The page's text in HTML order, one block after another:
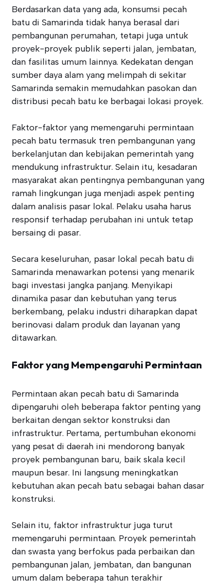
Berdasarkan data yang ada, konsumsi pecah
batu di Samarinda tidak hanya berasal dari
pembangunan perumahan, tetapi juga untuk
proyek-proyek publik seperti jalan, jembatan,
dan fasilitas umum lainnya. Kedekatan dengan
sumber daya alam yang melimpah di sekitar
Samarinda semakin memudahkan pasokan dan
distribusi pecah batu ke berbagai lokasi proyek.
Faktor-faktor yang memengaruhi permintaan
pecah batu termasuk tren pembangunan yang
berkelanjutan dan kebijakan pemerintah yang
mendukung infrastruktur. Selain itu, kesadaran
masyarakat akan pentingnya pembangunan yang
ramah lingkungan juga menjadi aspek penting
dalam analisis pasar lokal. Pelaku usaha harus
responsif terhadap perubahan ini untuk tetap
bersaing di pasar.
Secara keseluruhan, pasar lokal pecah batu di
Samarinda menawarkan potensi yang menarik
bagi investasi jangka panjang. Menyikapi
dinamika pasar dan kebutuhan yang terus
berkembang, pelaku industri diharapkan dapat
berinovasi dalam produk dan layanan yang
ditawarkan.
Faktor yang Mempengaruhi Permintaan
Permintaan akan pecah batu di Samarinda
dipengaruhi oleh beberapa faktor penting yang
berkaitan dengan sektor konstruksi dan
infrastruktur. Pertama, pertumbuhan ekonomi
yang pesat di daerah ini mendorong banyak
proyek pembangunan baru, baik skala kecil
maupun besar. Ini langsung meningkatkan
kebutuhan akan pecah batu sebagai bahan dasar
konstruksi.
Selain itu, faktor infrastruktur juga turut
memengaruhi permintaan. Proyek pemerintah
dan swasta yang berfokus pada perbaikan dan
pembangunan jalan, jembatan, dan bangunan
umum dalam beberapa tahun terakhir